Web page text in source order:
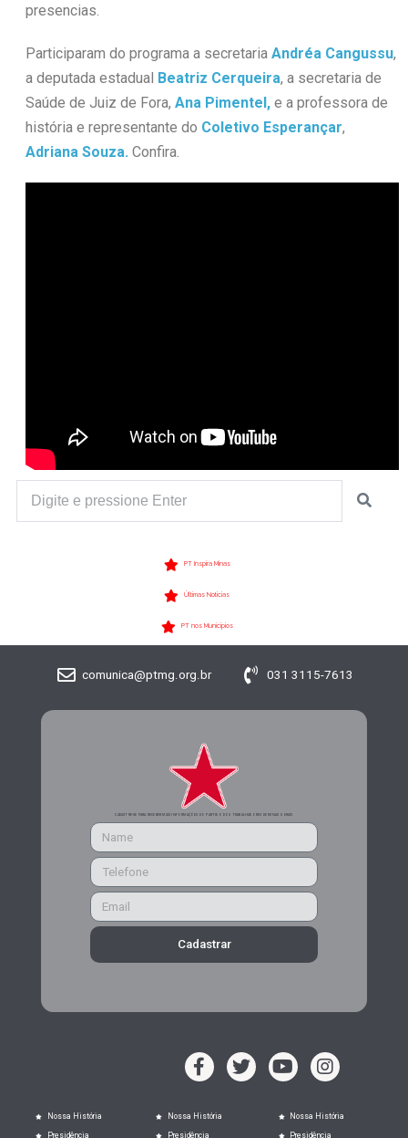
presencias.
Participaram do programa a secretaria Andréa Cangussu,
a deputada estadual Beatriz Cerqueira, a secretaria de
Saúde de Juiz de Fora, Ana Pimentel, e a professora de
história e representante do Coletivo Esperançar,
Adriana Souza. Confira.
PT Inspira Minas
Últimas Notícias
PT nos Municípios
comunica@ptmg.org.br 031 3115-7613
CADASTRE-SE PARA RECEBER MAIS INFORMAÇÕES DO PARTIDO DOS TRABALHADORES DE MINAS GERAIS
Cadastrar
Nossa História
Presidência
Nossa História
Presidência
Nossa História
Presidência